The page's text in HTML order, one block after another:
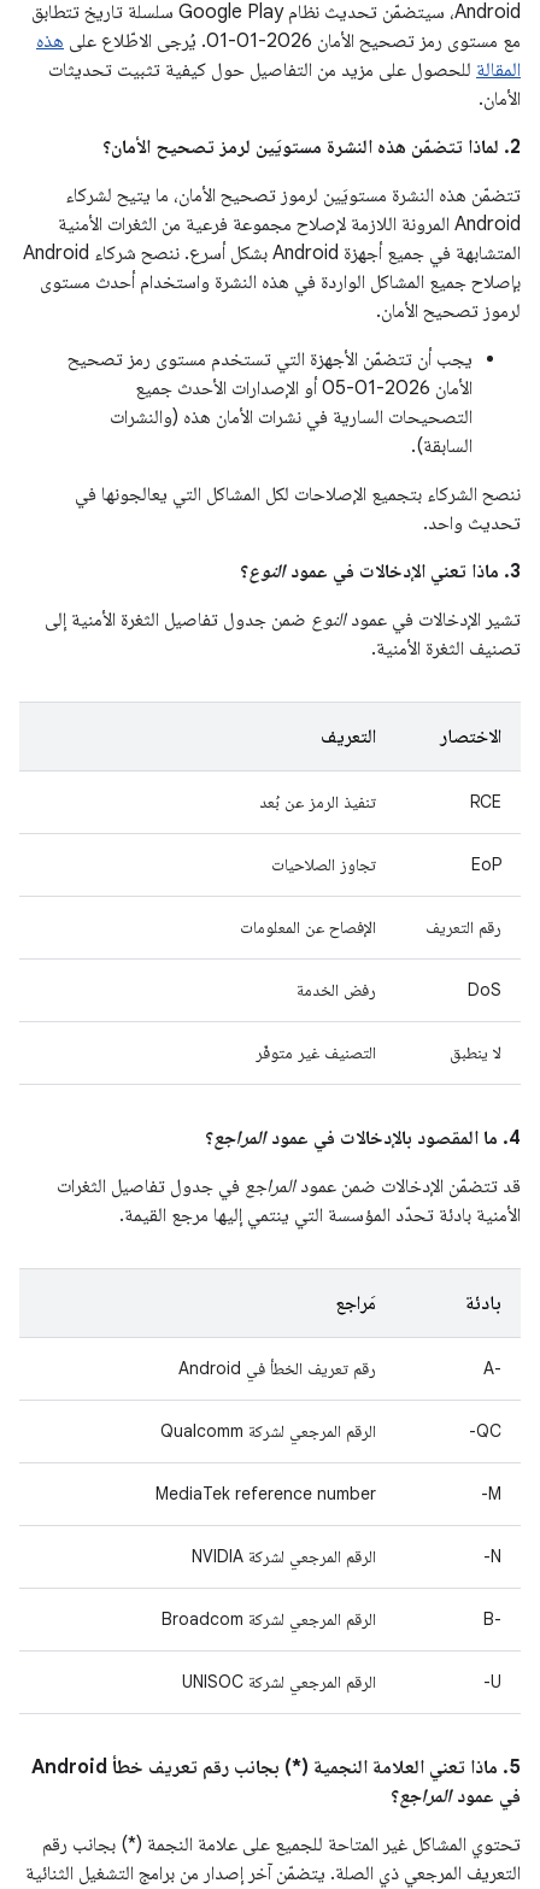
Android، سيتضمّن تحديث نظام Google Play سلسلة تاريخ تتطابق
مع مستوى رمز تصحيح الأمان 2026-01-01. يُرجى الاطّلاع على
هذه
المقالة للحصول على مزيد من التفاصيل حول كيفية تثبيت تحديثات
الأمان.
2. لماذا تتضمّن هذه النشرة مستويَين لرمز تصحيح الأمان؟
تتضمّن هذه النشرة مستويَين لرموز تصحيح الأمان، ما يتيح لشركاء
Android المرونة اللازمة لإصلاح مجموعة فرعية من الثغرات الأمنية
المتشابهة في جميع أجهزة Android بشكل أسرع. ننصح شركاء Android
بإصلاح جميع المشاكل الواردة في هذه النشرة واستخدام أحدث مستوى
لرموز تصحيح الأمان.
يجب أن تتضمّن الأجهزة التي تستخدم مستوى رمز تصحيح
الأمان 2026-01-05 أو الإصدارات الأحدث جميع
التصحيحات السارية في نشرات الأمان هذه (والنشرات
السابقة).
ننصح الشركاء بتجميع الإصلاحات لكل المشاكل التي يعالجونها في
تحديث واحد.
3. ماذا تعني الإدخالات في عمود
النوع؟
تشير الإدخالات في عمودالنوع ضمن جدول تفاصيل الثغرة الأمنية إلى
تصنيف الثغرة الأمنية.
الاختصار التعريف
RCE تنفيذ الرمز عن بُعد
EoP تجاوز الصلاحيات
رقم التعريف الإفصاح عن المعلومات
DoS رفض الخدمة
لا ينطبق التصنيف غير متوفّر
4. ما المقصود بالإدخالات في عمود المراجع؟
قد تتضمّن الإدخالات ضمن عمودالمراجع في جدول تفاصيل الثغرات
الأمنية بادئة تحدّد المؤسسة التي ينتمي إليها مرجع القيمة.
بادئة مَراجع
A-‎ رقم تعريف الخطأ في Android
QC- الرقم المرجعي لشركة Qualcomm
M-
MediaTek reference number
N- الرقم المرجعي لشركة NVIDIA
B-‎ الرقم المرجعي لشركة Broadcom
U- الرقم المرجعي لشركة UNISOC
‫5. ماذا تعني العلامة النجمية (*) بجانب رقم تعريف خطأ Android
في عمودالمراجع؟
تحتوي المشاكل غير المتاحة للجميع على علامة النجمة (*) بجانب رقم
التعريف المرجعي ذي الصلة. يتضمّن آخر إصدار من برامج التشغيل الثنائية